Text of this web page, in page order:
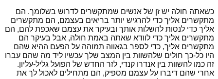
כשאתה חולה יש זן של אנשים שמתקשרים לדרוש בשלומך. הם
מתקשרים אליך כדי להרגיש יותר בריאים בעצמם, הם מתקשרים
אליך כדי לנסות להשלות אותך ובעיקר את עצמם שאכפת להם, הם
מתקשרים אליך כדי לוודא שאתה באמת חולה, אבל בעיקר הם
מתקשרים אליך, כדי לספר בגאווה תמוהה על הפעם ההיא שהם
היו כל-כך חולים שלהשוות בין המצב שלך עכשיו ליד מה שהם עברו
זה כמו להשוות בין אנדרו קנדי, לזר החדש של הפועל גליל-עליון.
אחרי שהם דיברו על עצמם מספיק, הם מתחילים לאכול לך את